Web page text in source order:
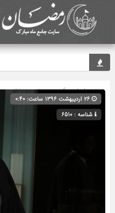
صفحه اصلی» گروه » دسته‌بندی نشده
شناسه : 6510